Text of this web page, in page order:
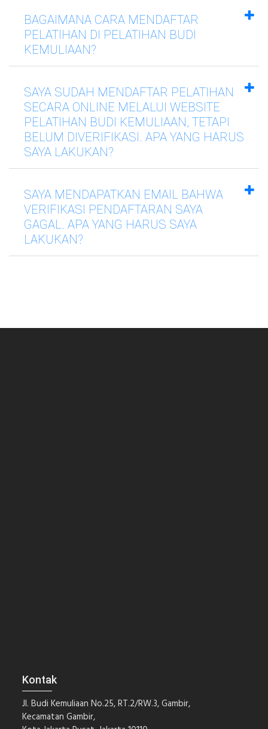
BAGAIMANA CARA MENDAFTAR
PELATIHAN DI PELATIHAN BUDI
KEMULIAAN?
SAYA SUDAH MENDAFTAR PELATIHAN
SECARA ONLINE MELALUI WEBSITE
PELATIHAN BUDI KEMULIAAN, TETAPI
BELUM DIVERIFIKASI. APA YANG HARUS
SAYA LAKUKAN?
SAYA MENDAPATKAN EMAIL BAHWA
VERIFIKASI PENDAFTARAN SAYA
GAGAL. APA YANG HARUS SAYA
LAKUKAN?
Kontak
Jl. Budi Kemuliaan No.25, RT.2/RW.3, Gambir,
Kecamatan Gambir,